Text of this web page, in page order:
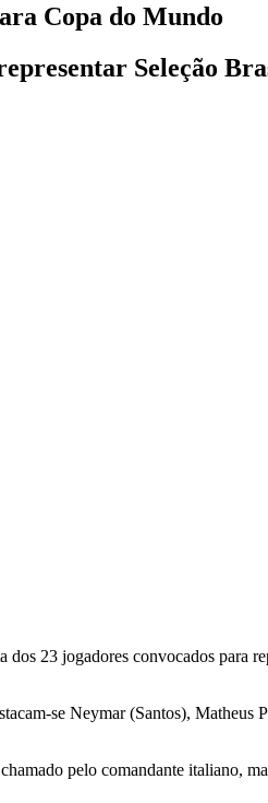
Copa do Mundo
Seleção
23 jogadores convocados para
se Neymar (Santos),
pelo comandante italiano,